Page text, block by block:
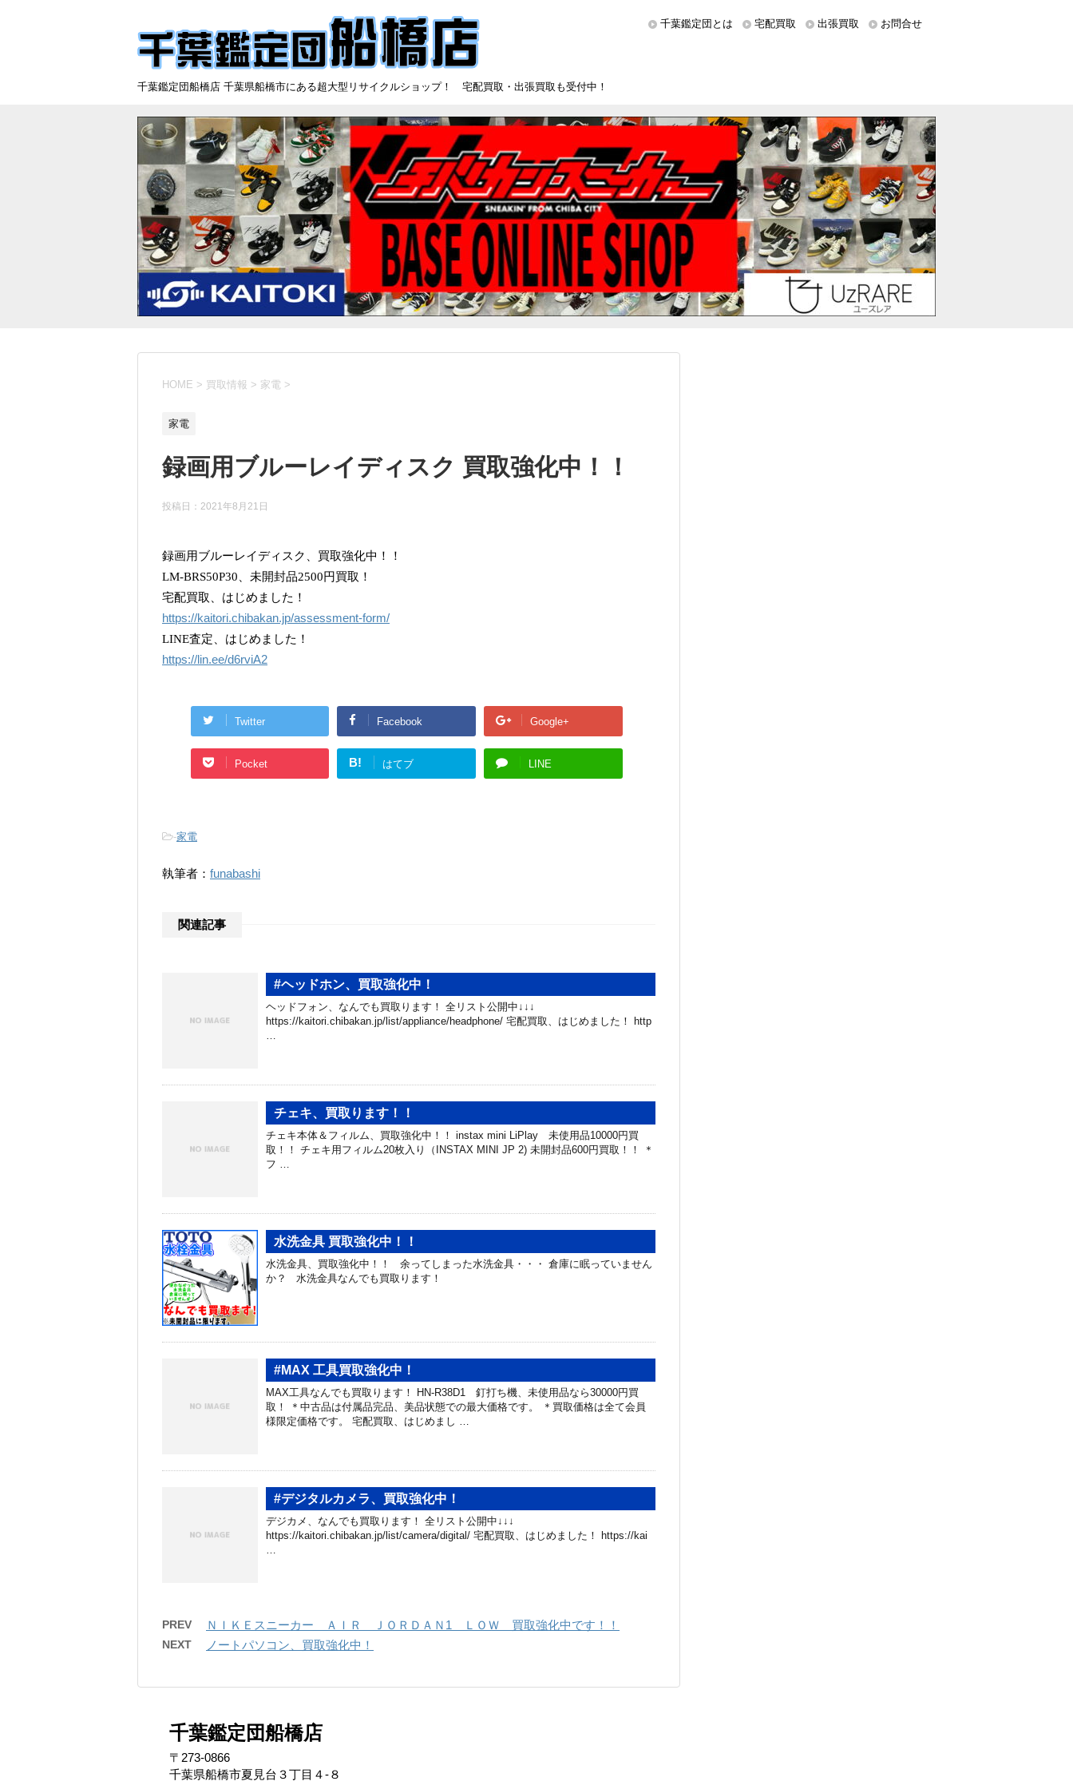
千葉鑑定団船橋店 千葉県船橋市にある超大型リサイクルショップ！ 宅配買取・出張買取も受付中！
千葉鑑定団とは 宅配買取 出張買取 お問合せ
HOME > 買取情報 > 家電 >
家電
録画用ブルーレイディスク 買取強化中！！
投稿日： 2021年8月21日
録画用ブルーレイディスク、買取強化中！！
LM-BRS50P30、未開封品2500円買取！
宅配買取、はじめました！
https://kaitori.chibakan.jp/assessment-form/
LINE査定、はじめました！
https://lin.ee/d6rviA2
Twitter Facebook Google+
Pocket B! はてブ LINE
-家電
執筆者： funabashi
関連記事
#ヘッドホン、買取強化中！
ヘッドフォン、なんでも買取ります！ 全リスト公開中↓↓↓
https://kaitori.chibakan.jp/list/appliance/headphone/ 宅配買取、はじめました！ http
…
チェキ、買取ります！！
チェキ本体＆フィルム、買取強化中！！ instax mini LiPlay 未使用品10000円買
取！！ チェキ用フィルム20枚入り（INSTAX MINI JP 2) 未開封品600円買取！！ ＊
フ …
水洗金具 買取強化中！！
水洗金具、買取強化中！！ 余ってしまった水洗金具・・・ 倉庫に眠っていません
か？ 水洗金具なんでも買取ります！
#MAX 工具買取強化中！
MAX工具なんでも買取ります！ HN-R38D1 釘打ち機、未使用品なら30000円買
取！ ＊中古品は付属品完品、美品状態での最大価格です。 ＊買取価格は全て会員
様限定価格です。 宅配買取、はじめまし …
#デジタルカメラ、買取強化中！
デジカメ、なんでも買取ります！ 全リスト公開中↓↓↓
https://kaitori.chibakan.jp/list/camera/digital/ 宅配買取、はじめました！ https://kai
…
PREV ＮＩＫＥスニーカー ＡＩＲ ＪＯＲＤＡＮ1 ＬＯＷ 買取強化中です！！
NEXT ノートパソコン、買取強化中！
千葉鑑定団船橋店
〒273-0866
千葉県船橋市夏見台３丁目４-８